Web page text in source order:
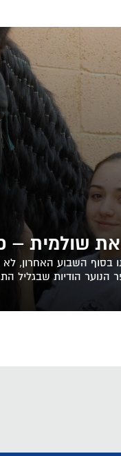
– פוני
בסוף השבוע האחרון,
הנוער הודיות שבגליל